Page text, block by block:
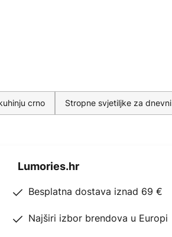
crno Stropne svjetiljke za
Lumories.hr
Besplatna dostava iznad 69 €
Najširi izbor brendova u Europi